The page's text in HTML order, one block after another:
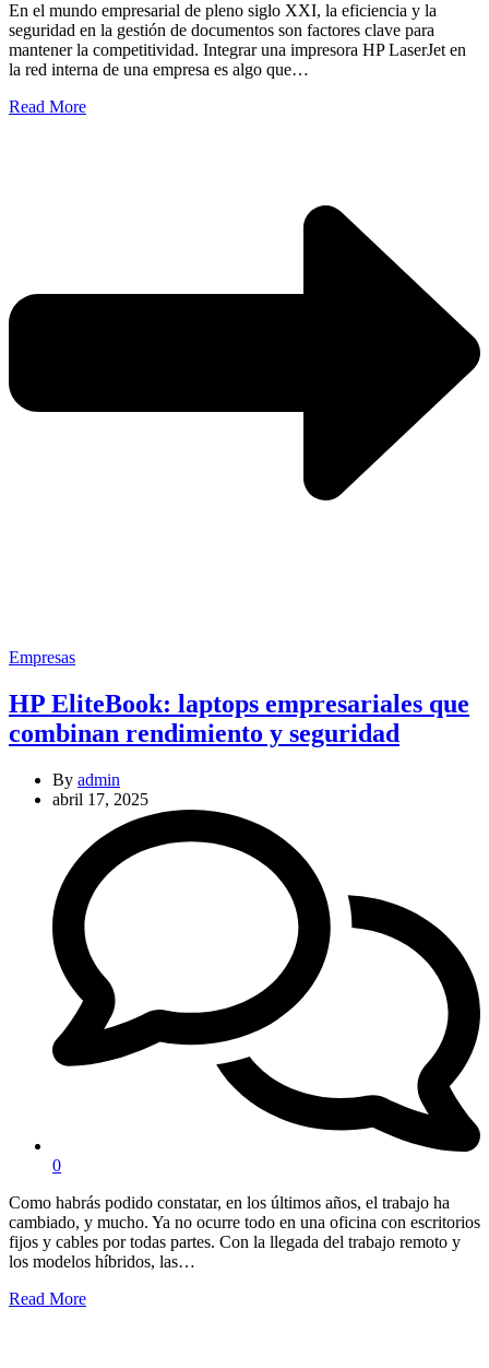
En el mundo empresarial de pleno siglo XXI, la eficiencia y la
seguridad en la gestión de documentos son factores clave para
mantener la competitividad. Integrar una impresora HP LaserJet en
la red interna de una empresa es algo que…
Read More
Categories
Empresas
HP EliteBook: laptops empresariales que
combinan rendimiento y seguridad
By admin
abril 17, 2025
0
Como habrás podido constatar, en los últimos años, el trabajo ha
cambiado, y mucho. Ya no ocurre todo en una oficina con escritorios
fijos y cables por todas partes. Con la llegada del trabajo remoto y
los modelos híbridos, las…
Read More